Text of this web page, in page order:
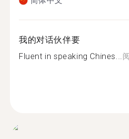
我的对话伙伴要
Fluent in speaking Chines...